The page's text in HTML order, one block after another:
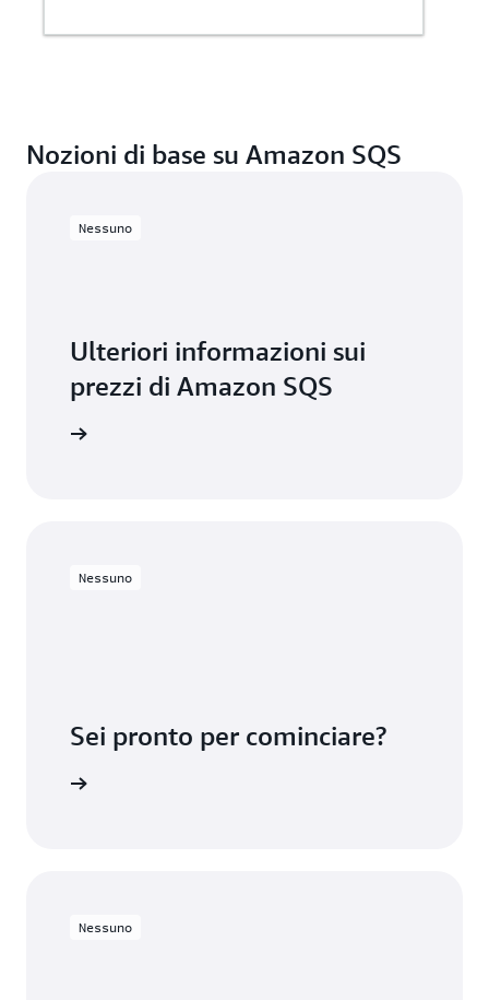
Nozioni di base su Amazon SQS
Nessuno
Ulteriori informazioni sui
prezzi di Amazon SQS
Nessuno
Sei pronto per cominciare?
Nessuno